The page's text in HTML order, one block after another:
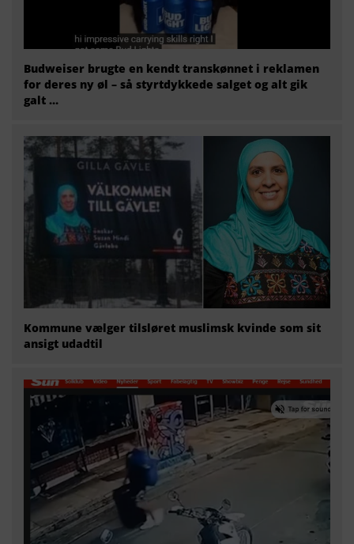
Budweiser brugte en kendt transkønnet i reklamen
for deres ny øl – så styrtdykkede salget og alt gik
galt …
Kommune vælger tilsløret muslimsk kvinde som sit
ansigt udadtil